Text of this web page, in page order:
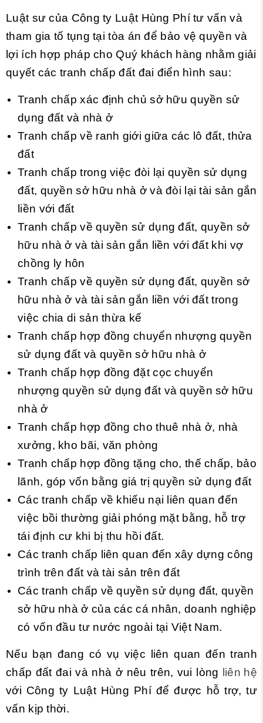
Luật sư của Công ty Luật Hùng Phí tư vấn và
tham gia tố tụng tại tòa án để bảo vệ quyền và
lợi ích hợp pháp cho Quý khách hàng nhằm giải
quyết các tranh chấp đất đai điển hình sau:
Tranh chấp xác định chủ sở hữu quyền sử
dụng đất và nhà ở
Tranh chấp về ranh giới giữa các lô đất, thửa
đất
Tranh chấp trong việc đòi lại quyền sử dụng
đất, quyền sở hữu nhà ở và đòi lại tài sản gắn
liền với đất
Tranh chấp về quyền sử dụng đất, quyền sở
hữu nhà ở và tài sản gắn liền với đất khi vợ
chồng ly hôn
Tranh chấp về quyền sử dụng đất, quyền sở
hữu nhà ở và tài sản gắn liền với đất trong
việc chia di sản thừa kế
Tranh chấp hợp đồng chuyển nhượng quyền
sử dụng đất và quyền sở hữu nhà ở
Tranh chấp hợp đồng đặt cọc chuyển
nhượng quyền sử dụng đất và quyền sở hữu
nhà ở
Tranh chấp hợp đồng cho thuê nhà ở, nhà
xưởng, kho bãi, văn phòng
Tranh chấp hợp đồng tặng cho, thế chấp, bảo
lãnh, góp vốn bằng giá trị quyền sử dụng đất
Các tranh chấp về khiếu nại liên quan đến
việc bồi thường giải phóng mặt bằng, hỗ trợ
tái định cư khi bị thu hồi đất.
Các tranh chấp liên quan đến xây dựng công
trình trên đất và tài sản trên đất
Các tranh chấp về quyền sử dụng đất, quyền
sở hữu nhà ở của các cá nhân, doanh nghiệp
có vốn đầu tư nước ngoài tại Việt Nam.
Nếu bạn đang có vụ việc liên quan đến tranh
chấp đất đai và nhà ở nêu trên, vui lòng
liên hệ
với Công ty Luật Hùng Phí để được hỗ trợ, tư
vấn kịp thời.